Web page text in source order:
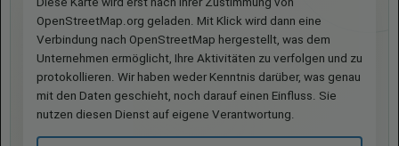
OpenStreetMap.org geladen. Mit Klick wird dann eine
Verbindung nach OpenStreetMap hergestellt, was dem
Unternehmen ermöglicht, Ihre Aktivitäten zu verfolgen und zu
protokollieren. Wir haben weder Kenntnis darüber, was genau
mit den Daten geschieht, noch darauf einen Einfluss. Sie
nutzen diesen Dienst auf eigene Verantwortung.